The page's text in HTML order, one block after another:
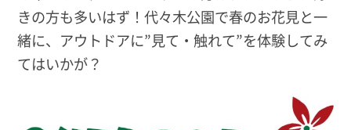
きの方も多いはず！代々木公園で春のお花見と一
緒に、アウトドアに”見て・触れて”を体験してみ
てはいかが？